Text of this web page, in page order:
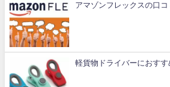
アマゾンフレックスの口コ
軽貨物ドライバーにおす